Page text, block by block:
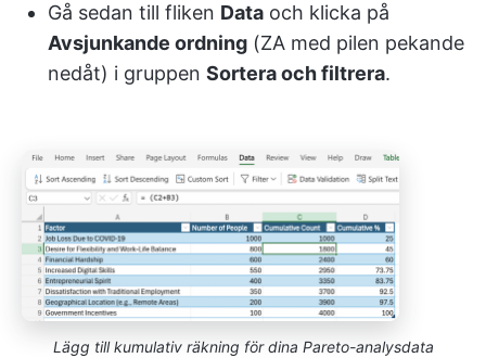
Gå sedan till fliken Data och klicka på
Avsjunkande ordning (ZA med pilen pekande
nedåt) i gruppen Sortera och filtrera.
Lägg till kumulativ räkning för dina Pareto-analysdata